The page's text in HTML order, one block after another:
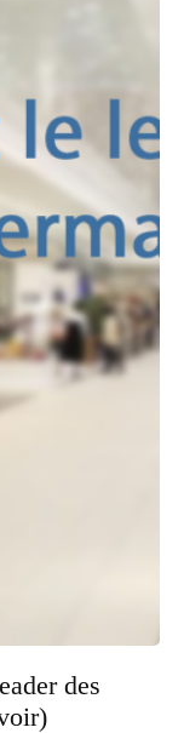
des